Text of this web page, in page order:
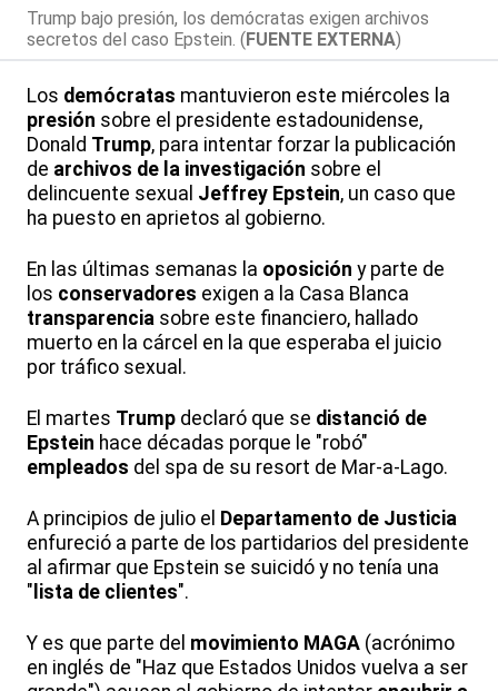
Trump bajo presión, los demócratas exigen archivos
secretos del caso Epstein. (FUENTE EXTERNA)
Los demócratas mantuvieron este miércoles la
presión sobre el presidente estadounidense,
Donald Trump, para intentar forzar la publicación
de archivos de la investigación sobre el
delincuente sexual Jeffrey Epstein, un caso que
ha puesto en aprietos al gobierno.
En las últimas semanas la oposición y parte de
los conservadores exigen a la Casa Blanca
transparencia sobre este financiero, hallado
muerto en la cárcel en la que esperaba el juicio
por tráfico sexual.
El martes Trump declaró que se distanció de
Epstein hace décadas porque le "robó"
empleados del spa de su resort de Mar-a-Lago.
A principios de julio el Departamento de Justicia
enfureció a parte de los partidarios del presidente
al afirmar que Epstein se suicidó y no tenía una
" lista de clientes".
Y es que parte del movimiento MAGA (acrónimo
en inglés de "Haz que Estados Unidos vuelva a ser